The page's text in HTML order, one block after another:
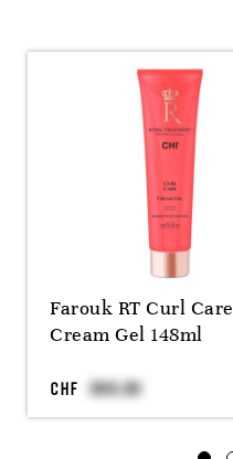
Farouk RT Curl Care
Cream Gel 148ml
CHF